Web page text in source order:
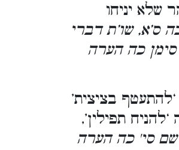
שלא יניחו
ס’א, שו’ת דברי
סימן כה הערה
בציצית’
תפילין’,
שם סי' כה הערה